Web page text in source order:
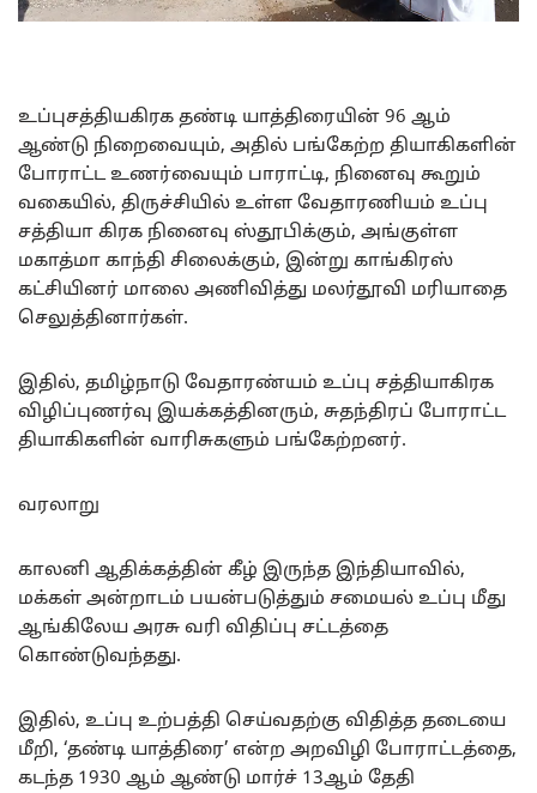
உப்புசத்தியகிரக தண்டி யாத்திரையின் 96 ஆம்
ஆண்டு நிறைவையும், அதில் பங்கேற்ற தியாகிகளின்
போராட்ட உணர்வையும் பாராட்டி, நினைவு கூறும்
வகையில், திருச்சியில் உள்ள வேதாரணியம் உப்பு
சத்தியா கிரக நினைவு ஸ்தூபிக்கும், அங்குள்ள
மகாத்மா காந்தி சிலைக்கும், இன்று காங்கிரஸ்
கட்சியினர் மாலை அணிவித்து மலர்தூவி மரியாதை
செலுத்தினார்கள்.
இதில், தமிழ்நாடு வேதாரண்யம் உப்பு சத்தியாகிரக
விழிப்புணர்வு இயக்கத்தினரும், சுதந்திரப் போராட்ட
தியாகிகளின் வாரிசுகளும் பங்கேற்றனர்.
வரலாறு
காலனி ஆதிக்கத்தின் கீழ் இருந்த இந்தியாவில்,
மக்கள் அன்றாடம் பயன்படுத்தும் சமையல் உப்பு மீது
ஆங்கிலேய அரசு வரி விதிப்பு சட்டத்தை
கொண்டுவந்தது.
இதில், உப்பு உற்பத்தி செய்வதற்கு விதித்த தடையை
மீறி, ‘தண்டி யாத்திரை’ என்ற அறவிழி போராட்டத்தை,
கடந்த 1930 ஆம் ஆண்டு மார்ச் 13ஆம் தேதி